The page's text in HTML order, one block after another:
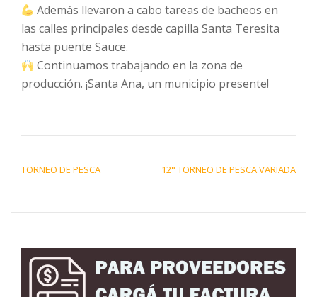
Además llevaron a cabo tareas de bacheos en
las calles principales desde capilla Santa Teresita
hasta puente Sauce.
Continuamos trabajando en la zona de
producción. ¡Santa Ana, un municipio presente!
TORNEO DE PESCA 12° TORNEO DE PESCA VARIADA